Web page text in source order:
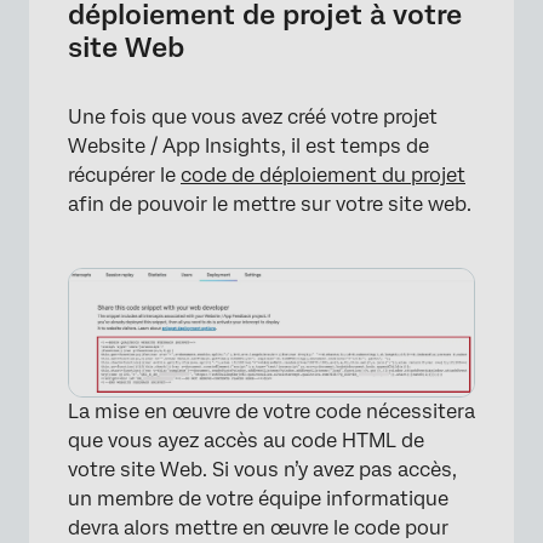
déploiement de projet à votre
site Web
Une fois que vous avez créé votre projet
Website / App Insights, il est temps de
récupérer le code de déploiement du projet
afin de pouvoir le mettre sur votre site web.
La mise en œuvre de votre code nécessitera
que vous ayez accès au code HTML de
votre site Web. Si vous n’y avez pas accès,
un membre de votre équipe informatique
devra alors mettre en œuvre le code pour